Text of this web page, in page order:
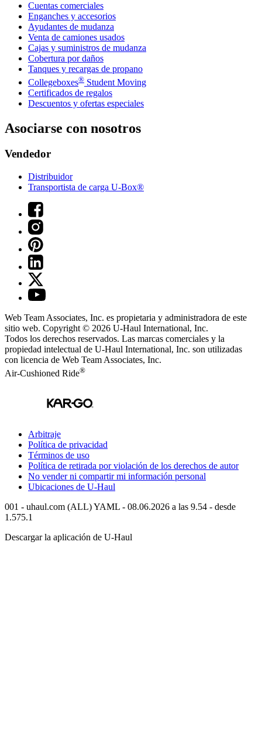
Cuentas comerciales
Enganches y accesorios
Ayudantes de mudanza
Venta de camiones usados
Cajas y suministros de mudanza
Cobertura por daños
Tanques y recargas de propano
Collegeboxes® Student Moving
Certificados de regalos
Descuentos y ofertas especiales
Asociarse con nosotros
Vendedor
Distribuidor
Transportista de carga U-Box®
Web Team Associates, Inc. es propietaria y administradora de este
sitio web. Copyright © 2026 U-Haul International, Inc.
Todos los derechos reservados. Las marcas comerciales y la
propiedad intelectual de U-Haul International, Inc. son utilizadas
con licencia de Web Team Associates, Inc.
Air-Cushioned Ride®
Arbitraje
Política de privacidad
Términos de uso
Política de retirada por violación de los derechos de autor
No vender ni compartir mi información personal
Ubicaciones de U-Haul
001 - uhaul.com (ALL) YAML - 08.06.2026 a las 9.54 - desde
1.575.1
Descargar la aplicación de U-Haul